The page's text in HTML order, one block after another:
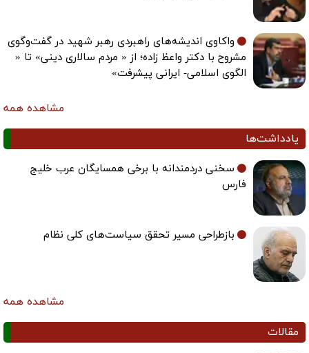
واکاوی اندیشه‌های راهبردی رهبر شهید در گفت‌وگوی
مشروح با دکتر واعظ زاده؛ از « مردم سالاری دینی» تا «
الگوی اسلامی- ایرانی پیشرفت»
مشاهده همه
یادداشت‌ها
سخنی دردمندانه با برخی همسایگان عرب خلیج
فارس
بازطراحی مسیر تحقق سیاست‌های کلی نظام
مشاهده همه
مقالات